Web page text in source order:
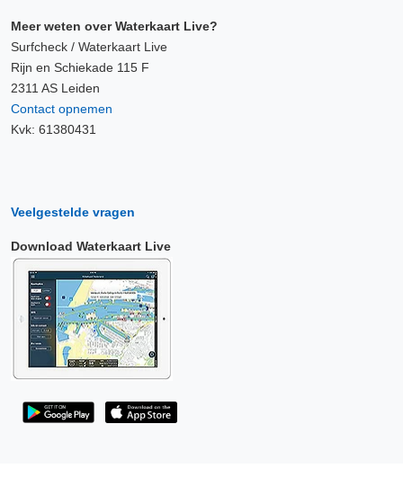
Meer weten over Waterkaart Live?
Surfcheck / Waterkaart Live
Rijn en Schiekade 115 F
2311 AS Leiden
Contact opnemen
Kvk: 61380431
Veelgestelde vragen
Download Waterkaart Live